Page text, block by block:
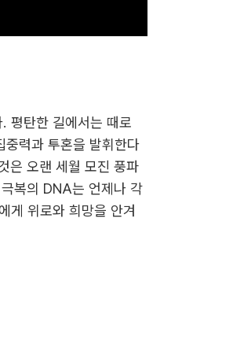
평탄한 길에서는 때로
력과 투혼을 발휘한다
은 오랜 세월 모진 풍파
복의 DNA는 언제나 각
게 위로와 희망을 안겨